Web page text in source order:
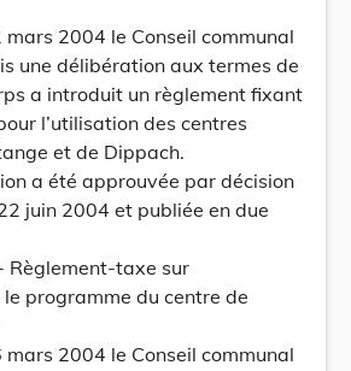
mars 2004 le Conseil communal
une délibération aux termes de
a introduit un règlement fixant
l’utilisation des centres
et de Dippach.
a été approuvée par décision
juin 2004 et publiée en due
Règlement-taxe sur
le programme du centre de
mars 2004 le Conseil communal